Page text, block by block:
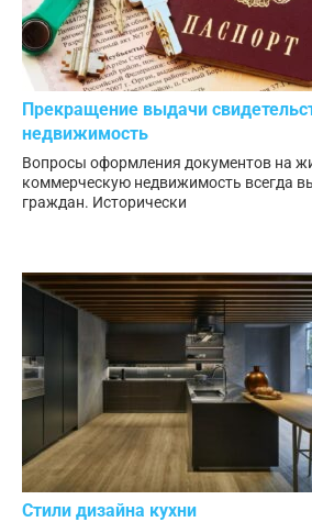
Прекращение выдачи
недвижимость
Вопросы оформления документов на
коммерческую недвижимость всегда
граждан. Исторически
Стили дизайна кухни